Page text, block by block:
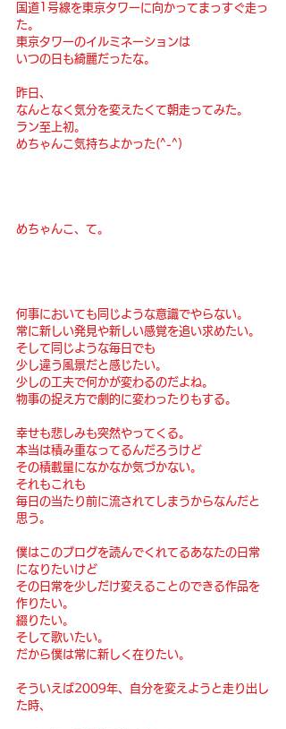
国道1号線を東京タワーに向かってまっすぐ走っ
た。
東京タワーのイルミネーションは
いつの日も綺麗だったな。
昨日、
なんとなく気分を変えたくて朝走ってみた。
ラン至上初。
めちゃんこ気持ちよかった(^-^)
めちゃんこ、て。
何事においても同じような意識でやらない。
常に新しい発見や新しい感覚を追い求めたい。
そして同じような毎日でも
少し違う風景だと感じたい。
少しの工夫で何かが変わるのだよね。
物事の捉え方で劇的に変わったりもする。
幸せも悲しみも突然やってくる。
本当は積み重なってるんだろうけど
その積載量になかなか気づかない。
それもこれも
毎日の当たり前に流されてしまうからなんだと
思う。
僕はこのブログを読んでくれてるあなたの日常
になりたいけど
その日常を少しだけ変えることのできる作品を
作りたい。
綴りたい。
そして歌いたい。
だから僕は常に新しく在りたい。
そういえば2009年、自分を変えようと走り出し
た時、